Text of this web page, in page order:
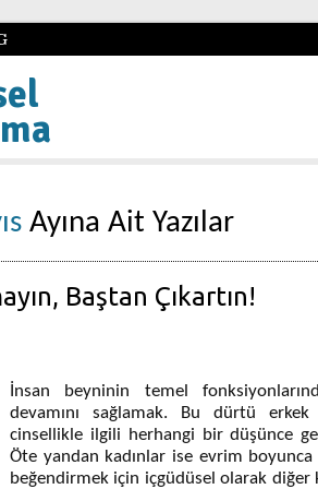
Ayına Ait Yazılar
Baştan Çıkartın!
İnsan beyninin temel
devamını sağlamak. Bu dürtü
cinsellikle ilgili herhangi bir düşünce
Öte yandan kadınlar ise evrim
beğendirmek için içgüdüsel olarak diğer